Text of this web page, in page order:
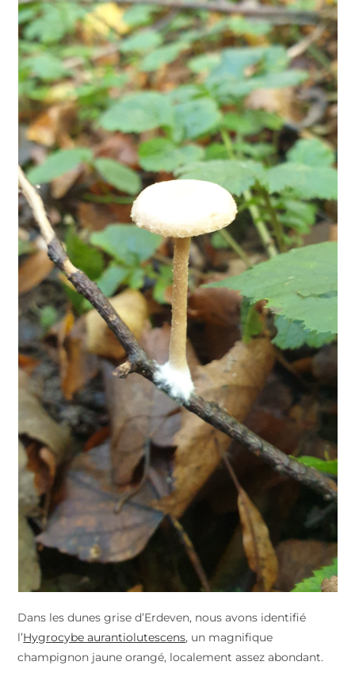
Dans les dunes grise d’Erdeven, nous avons identifié
l’Hygrocybe aurantiolutescens, un magnifique
champignon jaune orangé, localement assez abondant.